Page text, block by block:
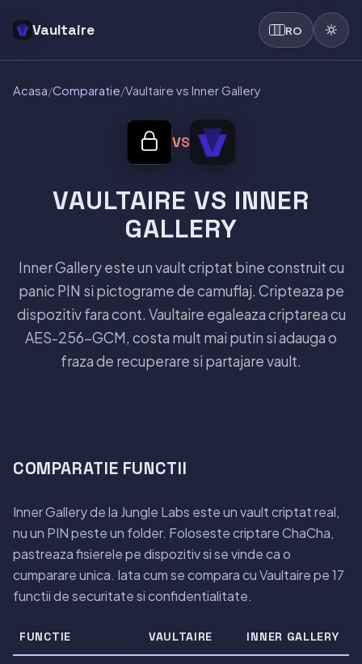
Vaultaire RO
Acasa/Comparatie/Vaultaire vs Inner Gallery
VS
VAULTAIRE VS INNER
GALLERY
Inner Gallery este un vault criptat bine construit cu
panic PIN si pictograme de camuflaj. Cripteaza pe
dispozitiv fara cont. Vaultaire egaleaza criptarea cu
AES-256-GCM, costa mult mai putin si adauga o
fraza de recuperare si partajare vault.
COMPARATIE FUNCTII
Inner Gallery de la Jungle Labs este un vault criptat real,
nu un PIN peste un folder. Foloseste criptare ChaCha,
pastreaza fisierele pe dispozitiv si se vinde ca o
cumparare unica. Iata cum se compara cu Vaultaire pe 17
functii de securitate si confidentialitate.
FUNCTIE VAULTAIRE INNER GALLERY